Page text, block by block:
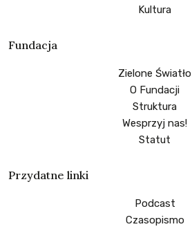
Kultura
Fundacja
Zielone Światło
O Fundacji
Struktura
Wesprzyj nas!
Statut
Przydatne linki
Podcast
Czasopismo